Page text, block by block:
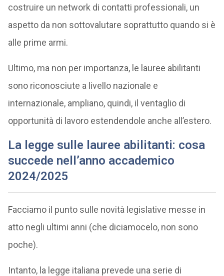
costruire un network di contatti professionali, un
aspetto da non sottovalutare soprattutto quando si è
alle prime armi.
Ultimo, ma non per importanza, le lauree abilitanti
sono riconosciute a livello nazionale e
internazionale, ampliano, quindi, il ventaglio di
opportunità di lavoro estendendole anche all’estero.
La legge sulle lauree abilitanti: cosa
succede nell’anno accademico
2024/2025
Facciamo il punto sulle novità legislative messe in
atto negli ultimi anni (che diciamocelo, non sono
poche).
Intanto, la legge italiana prevede una serie di